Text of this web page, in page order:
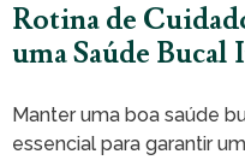
Rotina de
uma Saúde Bucal
Manter uma boa saúde
essencial para garantir